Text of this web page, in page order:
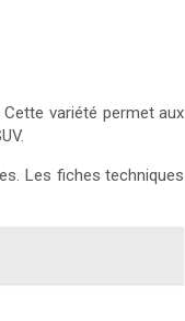
variété permet aux
Les fiches techniques